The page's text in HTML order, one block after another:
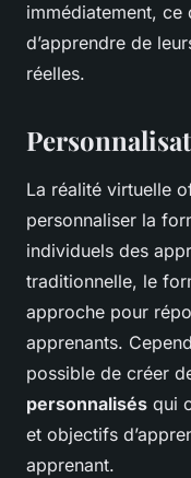
immédiatement, ce
d’apprendre de
réelles.
La réalité virtuelle
personnaliser la
individuels des
traditionnelle, le
approche pour
apprenants.
possible de créer
personnalisés qui
et objectifs
apprenant.